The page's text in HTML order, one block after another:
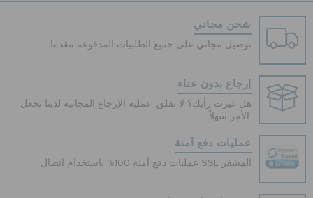
شحن مجاني
توصيل مجاني على جميع الطلبيات المدفوعة مقدما
إرجاع بدون عناء
هل غيرت رأيك؟ لا تقلق. عملية الإرجاع المجانية لدينا تجعل
الأمر سهلاً.
عمليات دفع آمنة
عمليات دفع آمنة 100% باستخدام اتصال SSL المشفر